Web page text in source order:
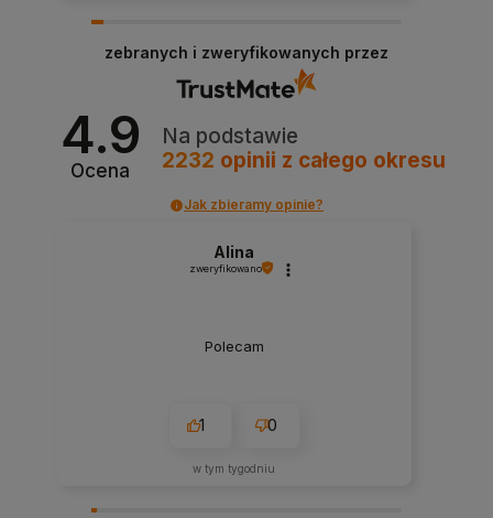
zebranych i zweryfikowanych przez
4.9
Ocena
Na podstawie
2232 opinii z całego okresu
Jak zbieramy opinie?
Alina
zweryfikowano
Polecam
1 0
w tym tygodniu